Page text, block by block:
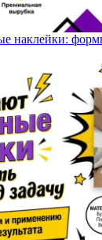
наклейки: